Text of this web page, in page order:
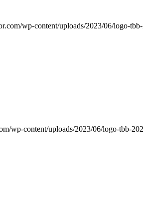
wp-content/uploads/2023/06/logo-
wp-content/uploads/2023/06/logo-tbb-